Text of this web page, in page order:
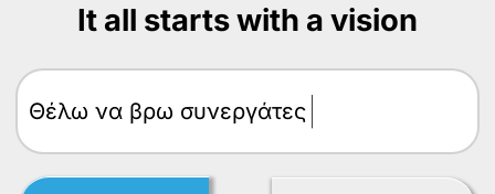
It all starts with a vision
Θέλω